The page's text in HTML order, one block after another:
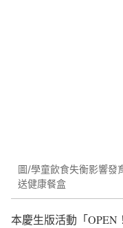
圖/學童飲食失衡影響發
送健康餐盒
本慶生版活動「OPEN